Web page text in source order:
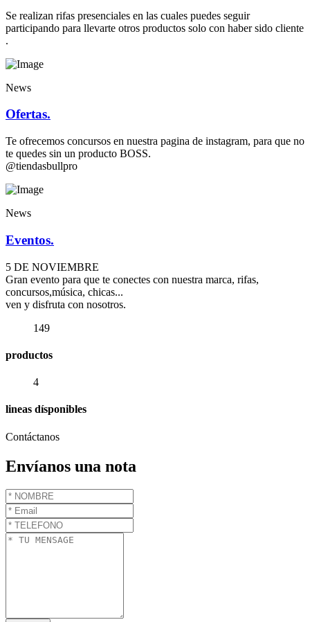
Se realizan rifas presenciales en las cuales puedes seguir
participando para llevarte otros productos solo con haber sido cliente
.
News
Ofertas.
Te ofrecemos concursos en nuestra pagina de instagram, para que no
te quedes sin un producto BOSS.
@tiendasbullpro
News
Eventos.
5 DE NOVIEMBRE
Gran evento para que te conectes con nuestra marca, rifas,
concursos,música, chicas...
ven y disfruta con nosotros.
149
productos
4
lineas dísponibles
Contáctanos
Envíanos una nota